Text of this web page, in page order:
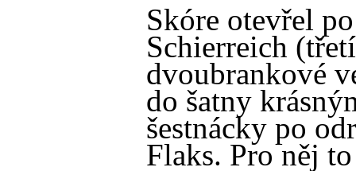
Skóre otevřel
Schierreich
dvoubrankové
do šatny
šestnácky po
Flaks. Pro něj